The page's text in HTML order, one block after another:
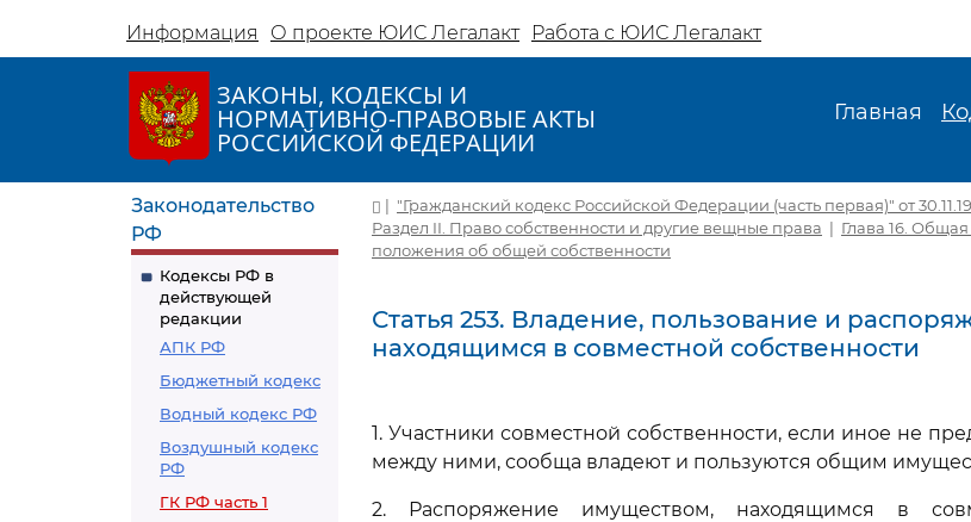
Информация О проекте ЮИС Легалакт Работа с ЮИС Легалакт
ЗАКОНЫ, КОДЕКСЫ И
НОРМАТИВНО-ПРАВОВЫЕ АКТЫ
РОССИЙСКОЙ ФЕДЕРАЦИИ
Главная
Законодательство
РФ
Кодексы РФ в
действующей
редакции
АПК РФ
Бюджетный кодекс
Водный кодекс РФ
Воздушный кодекс
РФ
ГК РФ часть 1
| "Гражданский кодекс Российской Федерации (часть первая)" от
Раздел II. Право собственности и другие вещные права | Глава 16.
положения об общей собственности
Статья 253. Владение, пользование и
находящимся в совместной собственности
1. Участники совместной собственности, если иное не
между ними, сообща владеют и пользуются общим
2. Распоряжение имуществом, находящимся в